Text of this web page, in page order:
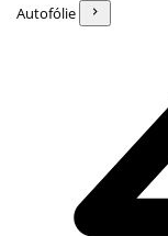
Autofólie